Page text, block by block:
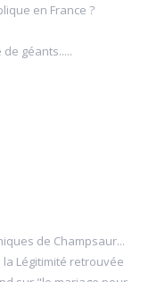
en France ?
géants.....
de Champsaur...
Légitimité retrouvée